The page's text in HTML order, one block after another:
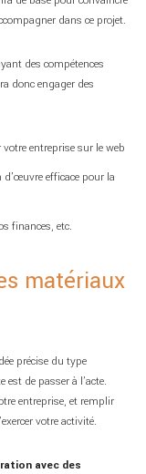
dans ce projet.
des compétences
donc engager des
entreprise sur le web
efficace pour la
finances, etc.
matériaux
précise du type
est de passer à l’acte.
entreprise, et remplir
votre activité.
avec des